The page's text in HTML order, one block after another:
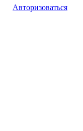
Авторизоваться